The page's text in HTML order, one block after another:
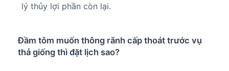
lý thủy lợi phần còn lại.
Đầm tôm muốn thông rãnh cấp thoát trước vụ
thả giống thì đặt lịch sao?